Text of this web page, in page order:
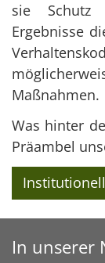
sie Schutz
Ergebnisse
Maßnahmen.
Was hinter
Präambel
In unserer